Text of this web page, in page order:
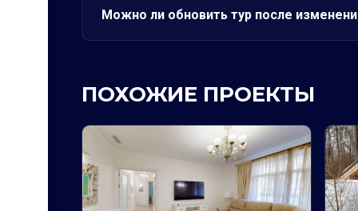
Можно ли обновить тур после
ПОХОЖИЕ ПРОЕКТЫ